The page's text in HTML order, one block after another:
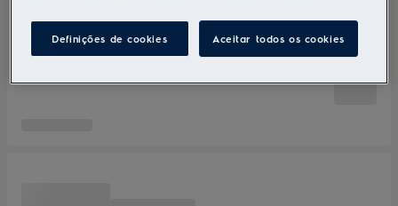
Definições de cookies Aceitar todos os cookies